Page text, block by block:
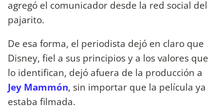
agregó el comunicador desde la red social del
pajarito.
De esa forma, el periodista dejó en claro que
Disney, fiel a sus principios y a los valores que
lo identifican, dejó afuera de la producción a
Jey Mammón, sin importar que la película ya
estaba filmada.